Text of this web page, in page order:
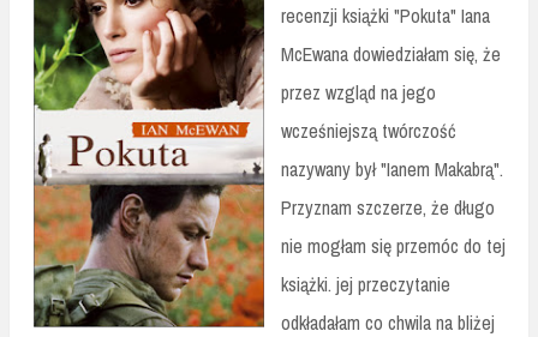
recenzji książki "Pokuta" Iana
McEwana dowiedziałam się, że
przez wzgląd na jego
wcześniejszą twórczość
nazywany był "Ianem Makabrą".
Przyznam szczerze, że długo
nie mogłam się przemóc do tej
książki. jej przeczytanie
odkładałam co chwila na bliżej